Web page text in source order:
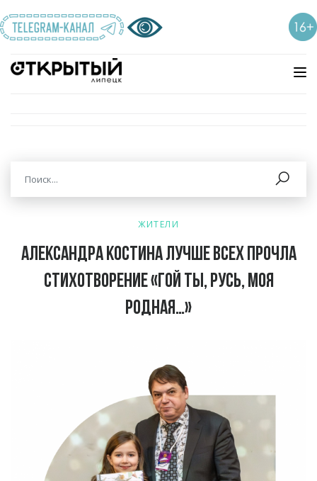
ЖИТЕЛИ
Александра Костина лучше всех прочла
стихотворение «Гой ты, Русь, моя
родная…»